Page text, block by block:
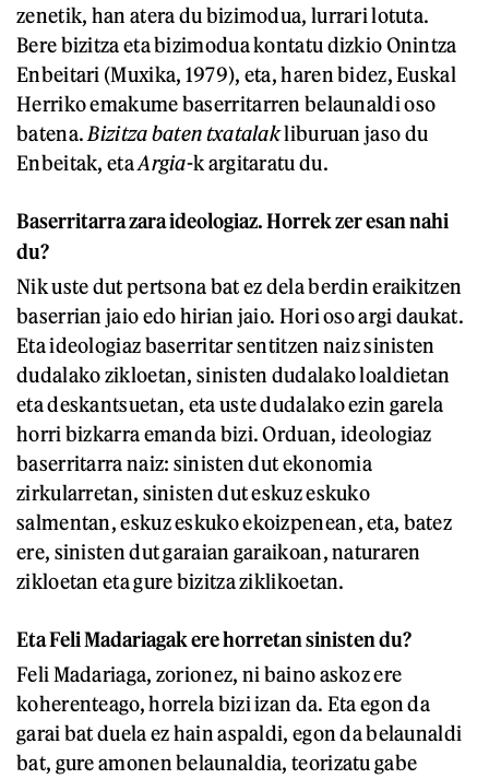
zenetik, han atera du bizimodua, lurrari lotuta.
Bere bizitza eta bizimodua kontatu dizkio Onintza
Enbeitari (Muxika, 1979), eta, haren bidez, Euskal
Herriko emakume baserritarren belaunaldi oso
batena. Bizitza baten txatalakliburuan jaso du
Enbeitak, etaArgia-k argitaratu du.
Baserritarra zara ideologiaz. Horrek zer esan nahi
du?
Nik uste dut pertsona bat ez dela berdin eraikitzen
baserrian jaio edo hirian jaio. Hori oso argi daukat.
Eta ideologiaz baserritar sentitzen naiz sinisten
dudalako zikloetan, sinisten dudalako loaldietan
eta deskantsuetan, eta uste dudalako ezin garela
horri bizkarra emanda bizi. Orduan, ideologiaz
baserritarra naiz: sinisten dut ekonomia
zirkularretan, sinisten dut eskuz eskuko
salmentan, eskuz eskuko ekoizpenean, eta, batez
ere, sinisten dut garaian garaikoan, naturaren
zikloetan eta gure bizitza ziklikoetan.
Eta Feli Madariagak ere horretan sinisten du?
Feli Madariaga, zorionez, ni baino askoz ere
koherenteago, horrela bizi izan da. Eta egon da
garai bat duela ez hain aspaldi, egon da belaunaldi
bat, gure amonen belaunaldia, teorizatu gabe